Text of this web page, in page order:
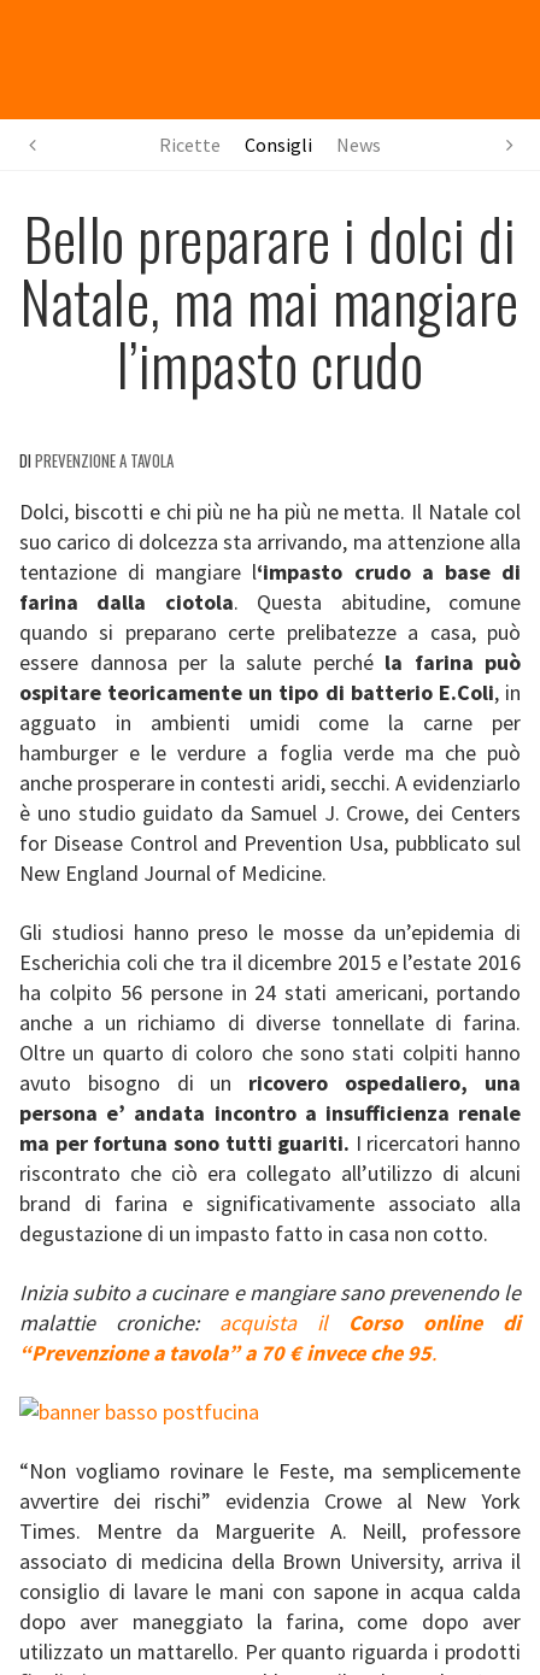
Ricette Consigli News
Bello preparare i dolci di
Natale, ma mai mangiare
l’impasto crudo
DI PREVENZIONE A TAVOLA
Dolci, biscotti e chi più ne ha più ne metta. Il Natale col
suo carico di dolcezza sta arrivando, ma attenzione alla
tentazione di mangiare l‘impasto crudo a base di
farina dalla ciotola. Questa abitudine, comune
quando si preparano certe prelibatezze a casa, può
essere dannosa per la salute perché la farina può
ospitare teoricamente un tipo di batterio E.Coli, in
agguato in ambienti umidi come la carne per
hamburger e le verdure a foglia verde ma che può
anche prosperare in contesti aridi, secchi. A evidenziarlo
è uno studio guidato da Samuel J. Crowe, dei Centers
for Disease Control and Prevention Usa, pubblicato sul
New England Journal of Medicine.
Gli studiosi hanno preso le mosse da un’epidemia di
Escherichia coli che tra il dicembre 2015 e l’estate 2016
ha colpito 56 persone in 24 stati americani, portando
anche a un richiamo di diverse tonnellate di farina.
Oltre un quarto di coloro che sono stati colpiti hanno
avuto bisogno di un ricovero ospedaliero, una
persona e’ andata incontro a insufficienza renale
ma per fortuna sono tutti guariti. I ricercatori hanno
riscontrato che ciò era collegato all’utilizzo di alcuni
brand di farina e significativamente associato alla
degustazione di un impasto fatto in casa non cotto.
Inizia subito a cucinare e mangiare sano prevenendo le
malattie croniche: acquista il Corso online di
“Prevenzione a tavola” a 70 € invece che 95.
“Non vogliamo rovinare le Feste, ma semplicemente
avvertire dei rischi” evidenzia Crowe al New York
Times. Mentre da Marguerite A. Neill, professore
associato di medicina della Brown University, arriva il
consiglio di lavare le mani con sapone in acqua calda
dopo aver maneggiato la farina, come dopo aver
utilizzato un mattarello. Per quanto riguarda i prodotti